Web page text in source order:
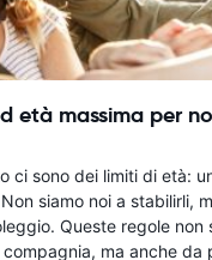
età massima per
ci sono dei limiti di età:
Non siamo noi a stabilirli,
Queste regole non
ma anche da